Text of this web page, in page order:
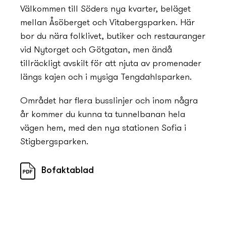
Välkommen till Söders ny­a kvarter, beläget
mellan Åsöberget och Vitabergsparken. Här
bor du nära folklivet, butiker och restauranger
vid Ny­torget och Götgatan, men ändå
tillräckligt avskilt för att njuta av promenader
längs kajen och i mysiga Tengdahlsparken.
Området har flera busslinjer och inom några
år kommer du kunna ta tunnelbanan hela
vägen hem, med den ny­a stationen Sofia i
Stigbergsparken.
Bofaktablad